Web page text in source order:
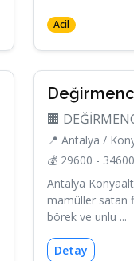
Acil
🏢
📍 Antalya /
💰 29600 -
Antalya
mamüller satan
börek ve unlu ...
Detay